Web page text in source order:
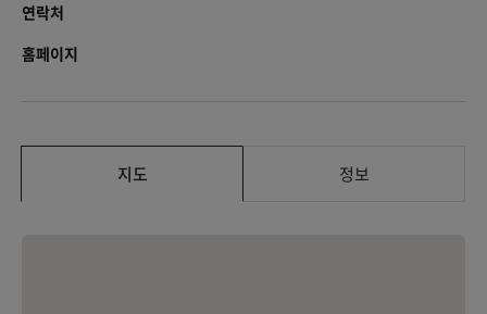
연락처
홈페이지
지도 정보